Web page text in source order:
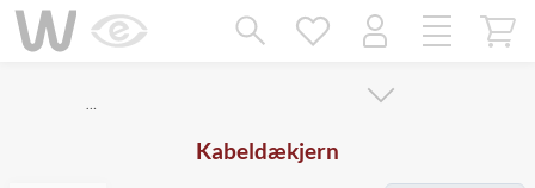
…
Kabeldækjern
Mangler chatten?
Ret samtykke!